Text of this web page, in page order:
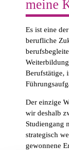
meine
Es ist eine
berufliche
Berufstätige,
Der einzige
wir deshalb
Studiengang
strategisch
gewonnene